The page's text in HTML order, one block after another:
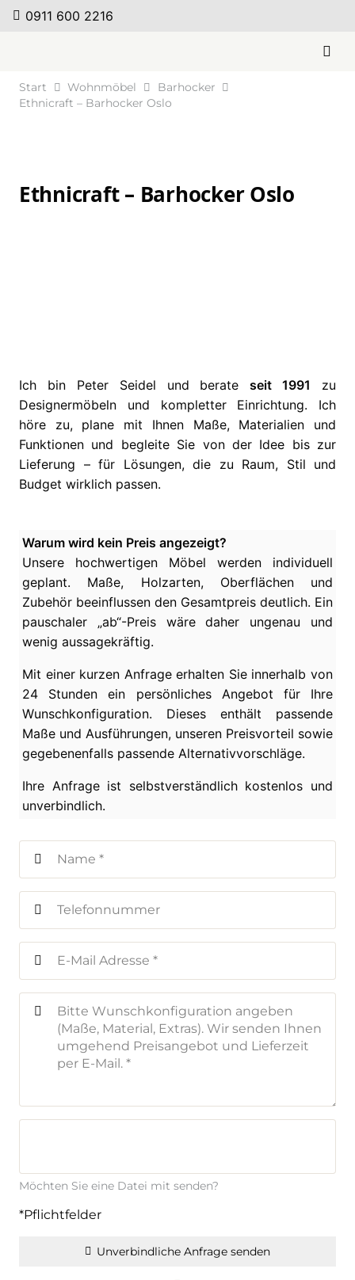
0911 600 2216
Start Wohnmöbel
Barhocker
Ethnicraft – Barhocker Oslo
Ethnicraft – Barhocker Oslo
Ich bin Peter Seidel und berateseit 1991
zu
Designermöbeln und kompletter Einrichtung. Ich
höre zu, plane mit Ihnen Maße, Materialien und
Funktionen und begleite Sie von der Idee bis zur
Lieferung – für Lösungen, die zu Raum, Stil und
Budget wirklich passen.
Warum wird kein Preis angezeigt?
Unsere hochwertigen Möbel werden individuell
geplant. Maße, Holzarten, Oberflächen und
Zubehör beeinflussen den Gesamtpreis deutlich. Ein
pauschaler „ab“-Preis wäre daher ungenau und
wenig aussagekräftig.
Mit einer kurzen Anfrage erhalten Sie innerhalb von
24 Stunden ein persönliches Angebot für Ihre
Wunschkonfiguration. Dieses enthält passende
Maße und Ausführungen, unseren Preisvorteil sowie
gegebenenfalls passende Alternativvorschläge.
Ihre Anfrage ist selbstverständlich kostenlos und
unverbindlich.
Möchten Sie eine Datei mit senden?
*Pflichtfelder
Unverbindliche Anfrage senden